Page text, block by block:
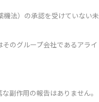
法）の承認を受けていない未
のグループ会社であるアライ
副作用の報告はありません。